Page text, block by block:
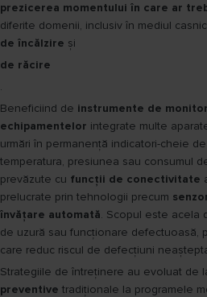
prezicerea momentului în care ar
diferite domenii, inclusiv în mediul
de încălzire și
de răcire
.
Beneficiind de instrumente de
echipamentelor integrate multe
urmări în permanență indicatori-cheie
temperatura, presiunea sau consumul
prevăzute cu funcții de conectivitate
prelucrate prin tehnologii precum
învățare automată. Scopul este acela
de uzură sau funcționare defectuoasă,
care reduc riscul de defecțiuni
Strategiile de întreținere au evoluat de
preventive tradiționale la programele